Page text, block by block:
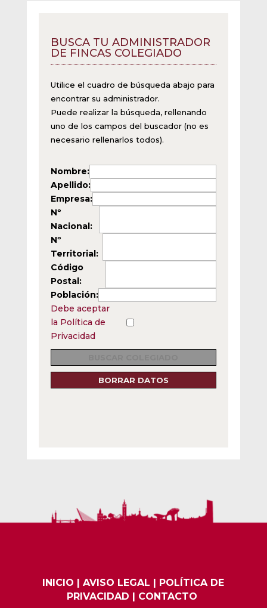
BUSCA TU ADMINISTRADOR
DE FINCAS COLEGIADO
Utilice el cuadro de búsqueda abajo para
encontrar su administrador.
Puede realizar la búsqueda, rellenando
uno de los campos del buscador (no es
necesario rellenarlos todos).
Nombre:
Apellido:
Empresa:
Nº
Nacional:
Nº
Territorial:
Código
Postal:
Población:
Debe aceptar
la Política de
Privacidad
BORRAR DATOS
INICIO |AVISO LEGAL | POLÍTICA DE
PRIVACIDAD | CONTACTO